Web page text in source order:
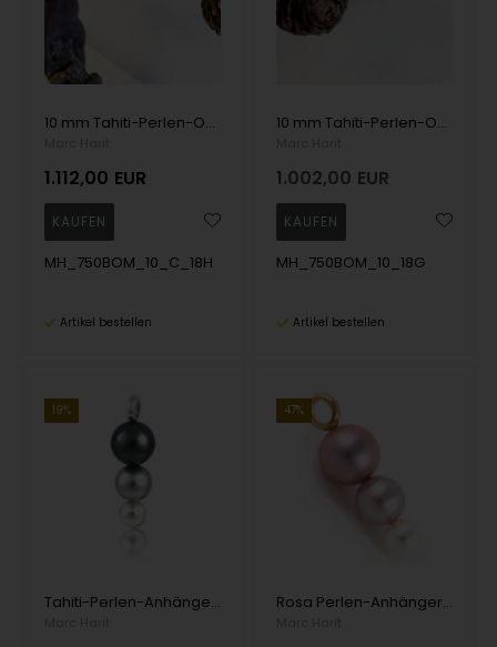
10 mm Tahiti-Perlen-Ohrring an einem Paar 18 Karat Weißgold-Reifen mit diamanten
1.112,00 EUR
MH_750BOM_10_C_18H
Artikel bestellen
10 mm Tahiti-Perlen-Ohrring an einem Paar 18 Karat diamant Reifen
1.002,00 EUR
MH_750BOM_10_18G
Artikel bestellen
19%
Tahiti-Perlen-Anhänger mit drei Perlen und Bügel aus 18 Karat Weißgold
47%
Rosa Perlen-Anhänger mit drei Perlen und 18 Karat Muschel